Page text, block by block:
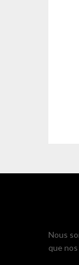
Nous
que